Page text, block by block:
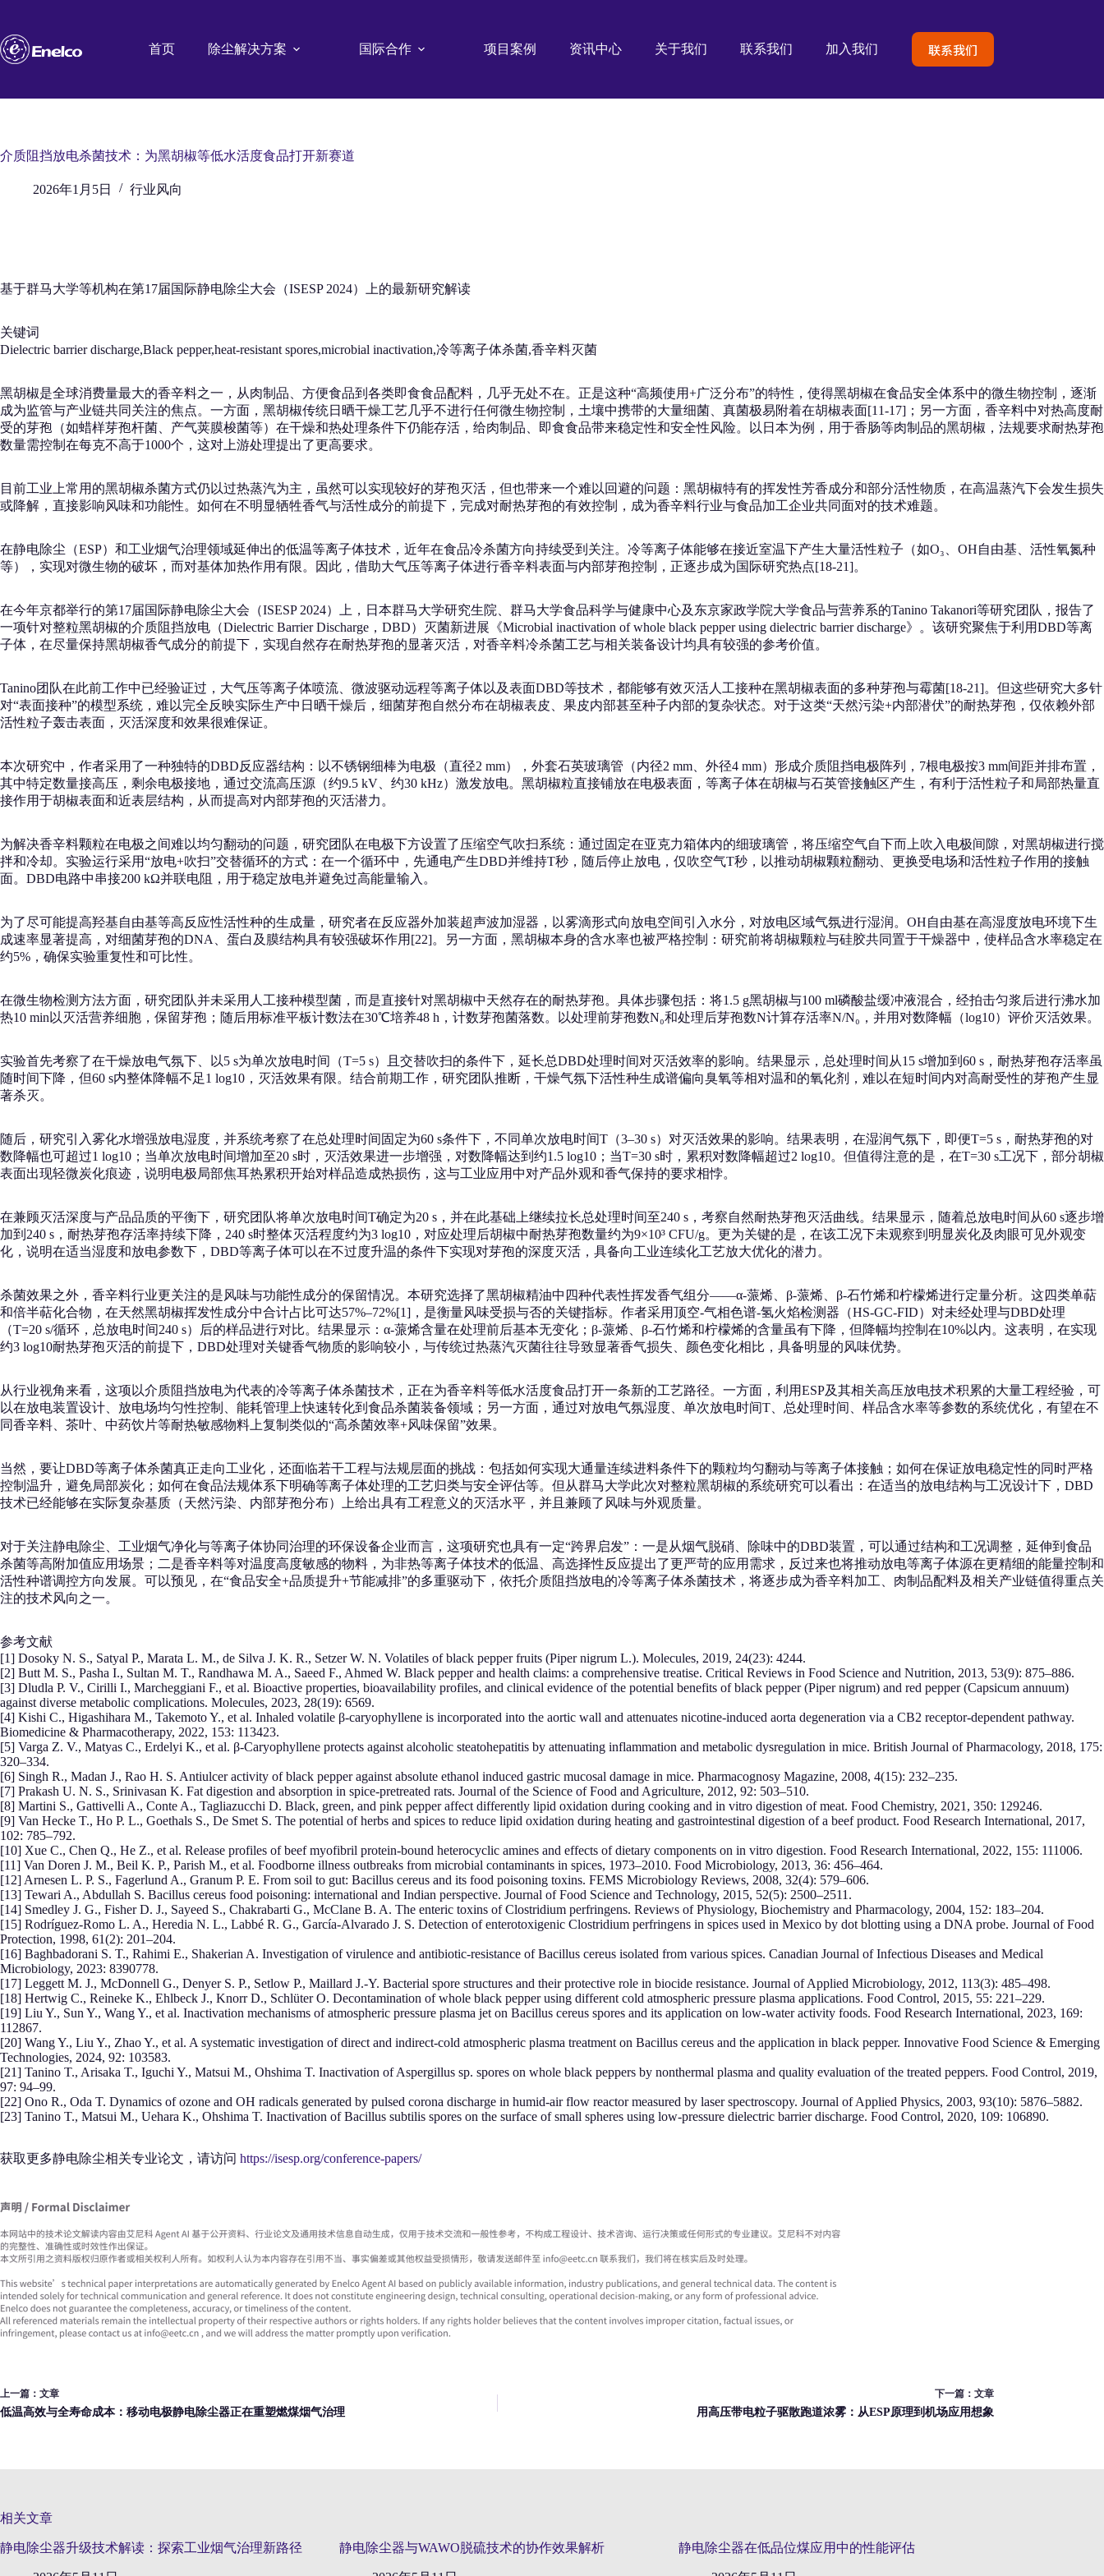
内
容
首页 除尘解决方案 国际合作 项目案例 资讯中心 关于我们 联系我们 加入我们 联系我们
介质阻挡放电杀菌技术：为黑胡椒等低水活度食品打开新赛道
2026年1月5日 行业风向
基于群马大学等机构在第17届国际静电除尘大会（ISESP 2024）上的最新研究解读
关键词
Dielectric barrier discharge,Black pepper,heat-resistant spores,microbial inactivation,冷等离子体杀菌,香辛料灭菌
黑胡椒是全球消费量最大的香辛料之一，从肉制品、方便食品到各类即食食品配料，几乎无处不在。正是这种“高频使用+广泛分布”的特性，使得黑胡椒在食品安全体系中的微生物控制，逐渐
成为监管与产业链共同关注的焦点。一方面，黑胡椒传统日晒干燥工艺几乎不进行任何微生物控制，土壤中携带的大量细菌、真菌极易附着在胡椒表面[11-17]；另一方面，香辛料中对热高度耐
受的芽孢（如蜡样芽孢杆菌、产气荚膜梭菌等）在干燥和热处理条件下仍能存活，给肉制品、即食食品带来稳定性和安全性风险。以日本为例，用于香肠等肉制品的黑胡椒，法规要求耐热芽孢
数量需控制在每克不高于1000个，这对上游处理提出了更高要求。
目前工业上常用的黑胡椒杀菌方式仍以过热蒸汽为主，虽然可以实现较好的芽孢灭活，但也带来一个难以回避的问题：黑胡椒特有的挥发性芳香成分和部分活性物质，在高温蒸汽下会发生损失
或降解，直接影响风味和功能性。如何在不明显牺牲香气与活性成分的前提下，完成对耐热芽孢的有效控制，成为香辛料行业与食品加工企业共同面对的技术难题。
在静电除尘（ESP）和工业烟气治理领域延伸出的低温等离子体技术，近年在食品冷杀菌方向持续受到关注。冷等离子体能够在接近室温下产生大量活性粒子（如O₃、OH自由基、活性氧氮种
等），实现对微生物的破坏，而对基体加热作用有限。因此，借助大气压等离子体进行香辛料表面与内部芽孢控制，正逐步成为国际研究热点[18-21]。
在今年京都举行的第17届国际静电除尘大会（ISESP 2024）上，日本群马大学研究生院、群马大学食品科学与健康中心及东京家政学院大学食品与营养系的Tanino Takanori等研究团队，报告了
一项针对整粒黑胡椒的介质阻挡放电（Dielectric Barrier Discharge，DBD）灭菌新进展《Microbial inactivation of whole black pepper using dielectric barrier discharge》。该研究聚焦于利用DBD等离
子体，在尽量保持黑胡椒香气成分的前提下，实现自然存在耐热芽孢的显著灭活，对香辛料冷杀菌工艺与相关装备设计均具有较强的参考价值。
Tanino团队在此前工作中已经验证过，大气压等离子体喷流、微波驱动远程等离子体以及表面DBD等技术，都能够有效灭活人工接种在黑胡椒表面的多种芽孢与霉菌[18-21]。但这些研究大多针
对“表面接种”的模型系统，难以完全反映实际生产中日晒干燥后，细菌芽孢自然分布在胡椒表皮、果皮内部甚至种子内部的复杂状态。对于这类“天然污染+内部潜伏”的耐热芽孢，仅依赖外部
活性粒子轰击表面，灭活深度和效果很难保证。
本次研究中，作者采用了一种独特的DBD反应器结构：以不锈钢细棒为电极（直径2 mm），外套石英玻璃管（内径2 mm、外径4 mm）形成介质阻挡电极阵列，7根电极按3 mm间距并排布置，
其中特定数量接高压，剩余电极接地，通过交流高压源（约9.5 kV、约30 kHz）激发放电。黑胡椒粒直接铺放在电极表面，等离子体在胡椒与石英管接触区产生，有利于活性粒子和局部热量直
接作用于胡椒表面和近表层结构，从而提高对内部芽孢的灭活潜力。
为解决香辛料颗粒在电极之间难以均匀翻动的问题，研究团队在电极下方设置了压缩空气吹扫系统：通过固定在亚克力箱体内的细玻璃管，将压缩空气自下而上吹入电极间隙，对黑胡椒进行搅
拌和冷却。实验运行采用“放电+吹扫”交替循环的方式：在一个循环中，先通电产生DBD并维持T秒，随后停止放电，仅吹空气T秒，以推动胡椒颗粒翻动、更换受电场和活性粒子作用的接触
面。DBD电路中串接200 kΩ并联电阻，用于稳定放电并避免过高能量输入。
为了尽可能提高羟基自由基等高反应性活性种的生成量，研究者在反应器外加装超声波加湿器，以雾滴形式向放电空间引入水分，对放电区域气氛进行湿润。OH自由基在高湿度放电环境下生
成速率显著提高，对细菌芽孢的DNA、蛋白及膜结构具有较强破坏作用[22]。另一方面，黑胡椒本身的含水率也被严格控制：研究前将胡椒颗粒与硅胶共同置于干燥器中，使样品含水率稳定在
约5%，确保实验重复性和可比性。
在微生物检测方法方面，研究团队并未采用人工接种模型菌，而是直接针对黑胡椒中天然存在的耐热芽孢。具体步骤包括：将1.5 g黑胡椒与100 ml磷酸盐缓冲液混合，经拍击匀浆后进行沸水加
热10 min以灭活营养细胞，保留芽孢；随后用标准平板计数法在30℃培养48 h，计数芽孢菌落数。以处理前芽孢数N₀和处理后芽孢数N计算存活率N/N₀，并用对数降幅（log10）评价灭活效果。
实验首先考察了在干燥放电气氛下、以5 s为单次放电时间（T=5 s）且交替吹扫的条件下，延长总DBD处理时间对灭活效率的影响。结果显示，总处理时间从15 s增加到60 s，耐热芽孢存活率虽
随时间下降，但60 s内整体降幅不足1 log10，灭活效果有限。结合前期工作，研究团队推断，干燥气氛下活性种生成谱偏向臭氧等相对温和的氧化剂，难以在短时间内对高耐受性的芽孢产生显
著杀灭。
随后，研究引入雾化水增强放电湿度，并系统考察了在总处理时间固定为60 s条件下，不同单次放电时间T（3–30 s）对灭活效果的影响。结果表明，在湿润气氛下，即便T=5 s，耐热芽孢的对
数降幅也可超过1 log10；当单次放电时间增加至20 s时，灭活效果进一步增强，对数降幅达到约1.5 log10；当T=30 s时，累积对数降幅超过2 log10。但值得注意的是，在T=30 s工况下，部分胡椒
表面出现轻微炭化痕迹，说明电极局部焦耳热累积开始对样品造成热损伤，这与工业应用中对产品外观和香气保持的要求相悖。
在兼顾灭活深度与产品品质的平衡下，研究团队将单次放电时间T确定为20 s，并在此基础上继续拉长总处理时间至240 s，考察自然耐热芽孢灭活曲线。结果显示，随着总放电时间从60 s逐步增
加到240 s，耐热芽孢存活率持续下降，240 s时整体灭活程度约为3 log10，对应处理后胡椒中耐热芽孢数量约为9×10³ CFU/g。更为关键的是，在该工况下未观察到明显炭化及肉眼可见外观变
化，说明在适当湿度和放电参数下，DBD等离子体可以在不过度升温的条件下实现对芽孢的深度灭活，具备向工业连续化工艺放大优化的潜力。
杀菌效果之外，香辛料行业更关注的是风味与功能性成分的保留情况。本研究选择了黑胡椒精油中四种代表性挥发香气组分——α-蒎烯、β-蒎烯、β-石竹烯和柠檬烯进行定量分析。这四类单萜
和倍半萜化合物，在天然黑胡椒挥发性成分中合计占比可达57%–72%[1]，是衡量风味受损与否的关键指标。作者采用顶空-气相色谱-氢火焰检测器（HS-GC-FID）对未经处理与DBD处理
（T=20 s/循环，总放电时间240 s）后的样品进行对比。结果显示：α-蒎烯含量在处理前后基本无变化；β-蒎烯、β-石竹烯和柠檬烯的含量虽有下降，但降幅均控制在10%以内。这表明，在实现
约3 log10耐热芽孢灭活的前提下，DBD处理对关键香气物质的影响较小，与传统过热蒸汽灭菌往往导致显著香气损失、颜色变化相比，具备明显的风味优势。
从行业视角来看，这项以介质阻挡放电为代表的冷等离子体杀菌技术，正在为香辛料等低水活度食品打开一条新的工艺路径。一方面，利用ESP及其相关高压放电技术积累的大量工程经验，可
以在放电装置设计、放电场均匀性控制、能耗管理上快速转化到食品杀菌装备领域；另一方面，通过对放电气氛湿度、单次放电时间T、总处理时间、样品含水率等参数的系统优化，有望在不
同香辛料、茶叶、中药饮片等耐热敏感物料上复制类似的“高杀菌效率+风味保留”效果。
当然，要让DBD等离子体杀菌真正走向工业化，还面临若干工程与法规层面的挑战：包括如何实现大通量连续进料条件下的颗粒均匀翻动与等离子体接触；如何在保证放电稳定性的同时严格
控制温升，避免局部炭化；如何在食品法规体系下明确等离子体处理的工艺归类与安全评估等。但从群马大学此次对整粒黑胡椒的系统研究可以看出：在适当的放电结构与工况设计下，DBD
技术已经能够在实际复杂基质（天然污染、内部芽孢分布）上给出具有工程意义的灭活水平，并且兼顾了风味与外观质量。
对于关注静电除尘、工业烟气净化与等离子体协同治理的环保设备企业而言，这项研究也具有一定“跨界启发”：一是从烟气脱硝、除味中的DBD装置，可以通过结构和工况调整，延伸到食品
杀菌等高附加值应用场景；二是香辛料等对温度高度敏感的物料，为非热等离子体技术的低温、高选择性反应提出了更严苛的应用需求，反过来也将推动放电等离子体源在更精细的能量控制和
活性种谱调控方向发展。可以预见，在“食品安全+品质提升+节能减排”的多重驱动下，依托介质阻挡放电的冷等离子体杀菌技术，将逐步成为香辛料加工、肉制品配料及相关产业链值得重点关
注的技术风向之一。
参考文献
[1] Dosoky N. S., Satyal P., Marata L. M., de Silva J. K. R., Setzer W. N. Volatiles of black pepper fruits (Piper nigrum L.). Molecules, 2019, 24(23): 4244.
[2] Butt M. S., Pasha I., Sultan M. T., Randhawa M. A., Saeed F., Ahmed W. Black pepper and health claims: a comprehensive treatise. Critical Reviews in Food Science and Nutrition, 2013, 53(9): 875–886.
[3] Dludla P. V., Cirilli I., Marcheggiani F., et al. Bioactive properties, bioavailability profiles, and clinical evidence of the potential benefits of black pepper (Piper nigrum) and red pepper (Capsicum annuum)
against diverse metabolic complications. Molecules, 2023, 28(19): 6569.
[4] Kishi C., Higashihara M., Takemoto Y., et al. Inhaled volatile β-caryophyllene is incorporated into the aortic wall and attenuates nicotine-induced aorta degeneration via a CB2 receptor-dependent pathway.
Biomedicine & Pharmacotherapy, 2022, 153: 113423.
[5] Varga Z. V., Matyas C., Erdelyi K., et al. β-Caryophyllene protects against alcoholic steatohepatitis by attenuating inflammation and metabolic dysregulation in mice. British Journal of Pharmacology, 2018, 175:
320–334.
[6] Singh R., Madan J., Rao H. S. Antiulcer activity of black pepper against absolute ethanol induced gastric mucosal damage in mice. Pharmacognosy Magazine, 2008, 4(15): 232–235.
[7] Prakash U. N. S., Srinivasan K. Fat digestion and absorption in spice-pretreated rats. Journal of the Science of Food and Agriculture, 2012, 92: 503–510.
[8] Martini S., Gattivelli A., Conte A., Tagliazucchi D. Black, green, and pink pepper affect differently lipid oxidation during cooking and in vitro digestion of meat. Food Chemistry, 2021, 350: 129246.
[9] Van Hecke T., Ho P. L., Goethals S., De Smet S. The potential of herbs and spices to reduce lipid oxidation during heating and gastrointestinal digestion of a beef product. Food Research International, 2017,
102: 785–792.
[10] Xue C., Chen Q., He Z., et al. Release profiles of beef myofibril protein-bound heterocyclic amines and effects of dietary components on in vitro digestion. Food Research International, 2022, 155: 111006.
[11] Van Doren J. M., Beil K. P., Parish M., et al. Foodborne illness outbreaks from microbial contaminants in spices, 1973–2010. Food Microbiology, 2013, 36: 456–464.
[12] Arnesen L. P. S., Fagerlund A., Granum P. E. From soil to gut: Bacillus cereus and its food poisoning toxins. FEMS Microbiology Reviews, 2008, 32(4): 579–606.
[13] Tewari A., Abdullah S. Bacillus cereus food poisoning: international and Indian perspective. Journal of Food Science and Technology, 2015, 52(5): 2500–2511.
[14] Smedley J. G., Fisher D. J., Sayeed S., Chakrabarti G., McClane B. A. The enteric toxins of Clostridium perfringens. Reviews of Physiology, Biochemistry and Pharmacology, 2004, 152: 183–204.
[15] Rodríguez-Romo L. A., Heredia N. L., Labbé R. G., García-Alvarado J. S. Detection of enterotoxigenic Clostridium perfringens in spices used in Mexico by dot blotting using a DNA probe. Journal of Food
Protection, 1998, 61(2): 201–204.
[16] Baghbadorani S. T., Rahimi E., Shakerian A. Investigation of virulence and antibiotic-resistance of Bacillus cereus isolated from various spices. Canadian Journal of Infectious Diseases and Medical
Microbiology, 2023: 8390778.
[17] Leggett M. J., McDonnell G., Denyer S. P., Setlow P., Maillard J.-Y. Bacterial spore structures and their protective role in biocide resistance. Journal of Applied Microbiology, 2012, 113(3): 485–498.
[18] Hertwig C., Reineke K., Ehlbeck J., Knorr D., Schlüter O. Decontamination of whole black pepper using different cold atmospheric pressure plasma applications. Food Control, 2015, 55: 221–229.
[19] Liu Y., Sun Y., Wang Y., et al. Inactivation mechanisms of atmospheric pressure plasma jet on Bacillus cereus spores and its application on low-water activity foods. Food Research International, 2023, 169:
112867.
[20] Wang Y., Liu Y., Zhao Y., et al. A systematic investigation of direct and indirect-cold atmospheric plasma treatment on Bacillus cereus and the application in black pepper. Innovative Food Science & Emerging
Technologies, 2024, 92: 103583.
[21] Tanino T., Arisaka T., Iguchi Y., Matsui M., Ohshima T. Inactivation of Aspergillus sp. spores on whole black peppers by nonthermal plasma and quality evaluation of the treated peppers. Food Control, 2019,
97: 94–99.
[22] Ono R., Oda T. Dynamics of ozone and OH radicals generated by pulsed corona discharge in humid-air flow reactor measured by laser spectroscopy. Journal of Applied Physics, 2003, 93(10): 5876–5882.
[23] Tanino T., Matsui M., Uehara K., Ohshima T. Inactivation of Bacillus subtilis spores on the surface of small spheres using low-pressure dielectric barrier discharge. Food Control, 2020, 109: 106890.
获取更多静电除尘相关专业论文，请访问 https://isesp.org/conference-papers/
上一篇： 文章
低温高效与全寿命成本：移动电极静电除尘器正在重塑燃煤烟气治理
下一篇： 文章
用高压带电粒子驱散跑道浓雾：从ESP原理到机场应用想象
相关文章
静电除尘器升级技术解读：探索工业烟气治理新路径 静电除尘器与WAWO脱硫技术的协作效果解析 静电除尘器在低品位煤应用中的性能评估